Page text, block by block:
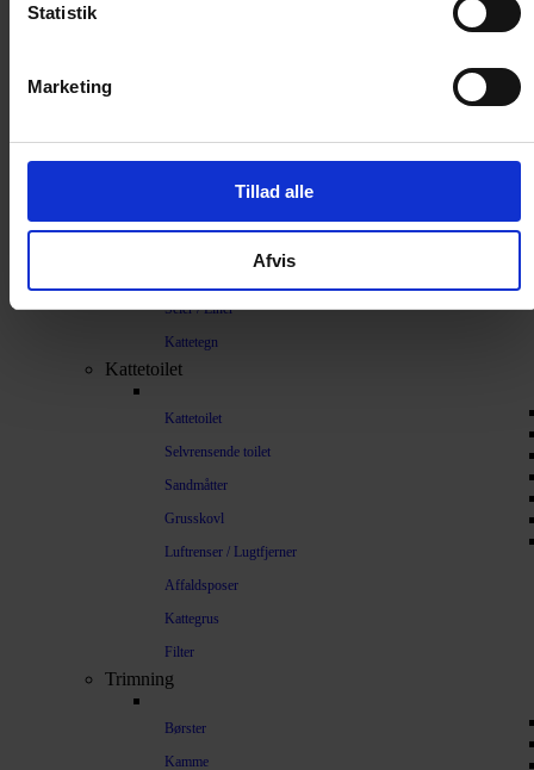
Statistik
Marketing
Tillad alle
Afvis
Træning
Sikkerhed
Halsbånd og seler
Seler / Liner
Kattetegn
Kattetoilet
Kattetoilet
Selvrensende toilet
Sandmåtter
Grusskovl
Luftrenser / Lugtfjerner
Affaldsposer
Kattegrus
Filter
Trimning
Børster
Kamme